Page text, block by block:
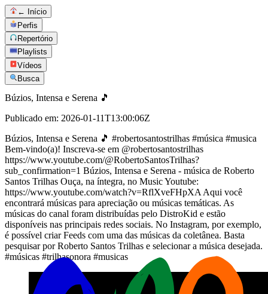
← Início
Perfis
Repertório
Playlists
Vídeos
Busca
Búzios, Intensa e Serena 🎵
Publicado em: 2026-01-11T13:00:06Z
Búzios, Intensa e Serena 🎵 #robertosantostrilhas #música #musica
Bem-vindo(a)! Inscreva-se em @robertosantostrilhas
https://www.youtube.com/@RobertoSantosTrilhas?
sub_confirmation=1 Búzios, Intensa e Serena - música de Roberto
Santos Trilhas Ouça, na íntegra, no Music Youtube:
https://www.youtube.com/watch?v=RflXveFHpXA Aqui você
encontrará músicas para apreciação ou músicas temáticas. As
músicas do canal foram distribuídas pelo DistroKid e estão
disponíveis nas principais redes sociais. No Instagram, por exemplo,
é possível criar Feeds com uma das músicas da coletânea. Basta
pesquisar por Roberto Santos Trilhas e selecionar a música desejada.
#músicas #trilhasonora #musicas